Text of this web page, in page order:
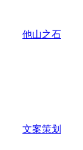
他山之石
文案策划